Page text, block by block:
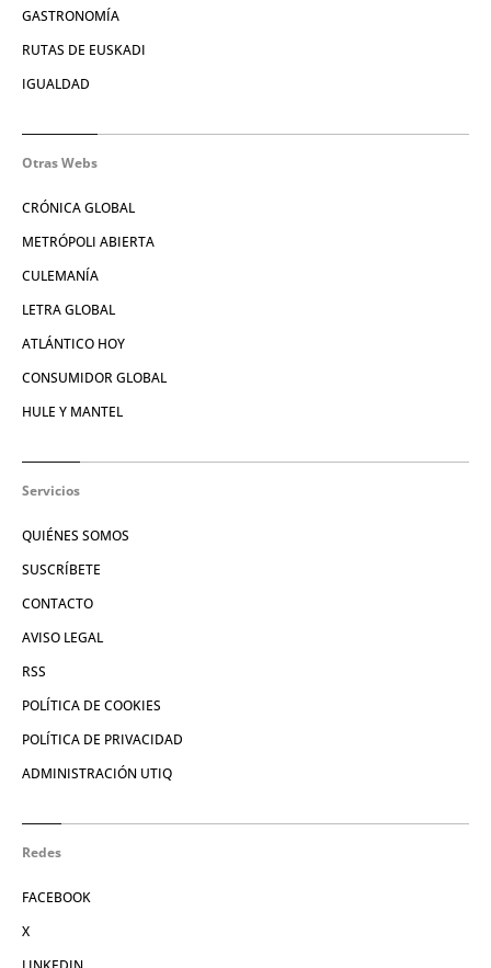
GASTRONOMÍA
RUTAS DE EUSKADI
IGUALDAD
Otras Webs
CRÓNICA GLOBAL
METRÓPOLI ABIERTA
CULEMANÍA
LETRA GLOBAL
ATLÁNTICO HOY
CONSUMIDOR GLOBAL
HULE Y MANTEL
Servicios
QUIÉNES SOMOS
SUSCRÍBETE
CONTACTO
AVISO LEGAL
RSS
POLÍTICA DE COOKIES
POLÍTICA DE PRIVACIDAD
ADMINISTRACIÓN UTIQ
Redes
FACEBOOK
X